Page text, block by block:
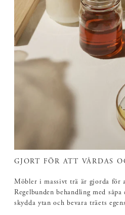
GJORT FÖR ATT VÅRDAS
Möbler i massivt trä är gjorda för
Regelbunden behandling med
skydda ytan och bevara träets